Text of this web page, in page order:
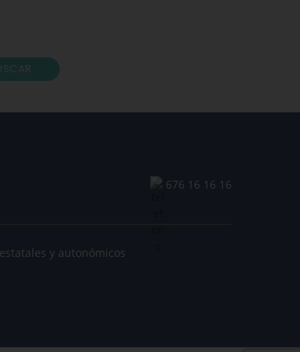
676 16 16 16
y autonómicos